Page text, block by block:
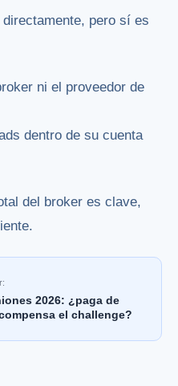
pero sí es
ni el proveedor de
dentro de su cuenta
del broker es clave,
2026: ¿paga de
el challenge?